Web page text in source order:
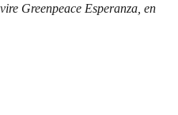
Greenpeace Esperanza, en